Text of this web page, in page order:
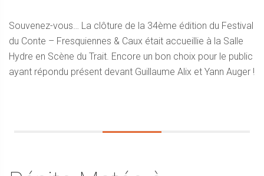
Souvenez-vous… La clôture de la 34ème édition du Festival
du Conte – Fresquiennes & Caux était accueillie à la Salle
Hydre en Scène du Trait. Encore un bon choix pour le public
ayant répondu présent devant Guillaume Alix et Yann Auger !